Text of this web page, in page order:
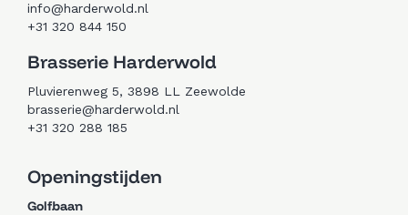
info@harderwold.nl
+31 320 844 150
Brasserie Harderwold
Pluvierenweg 5, 3898 LL Zeewolde
brasserie@harderwold.nl
+31 320 288 185
Openingstijden
Golfbaan